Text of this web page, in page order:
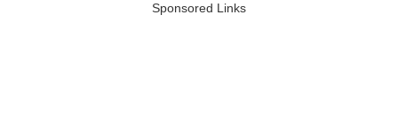
Sponsored Links